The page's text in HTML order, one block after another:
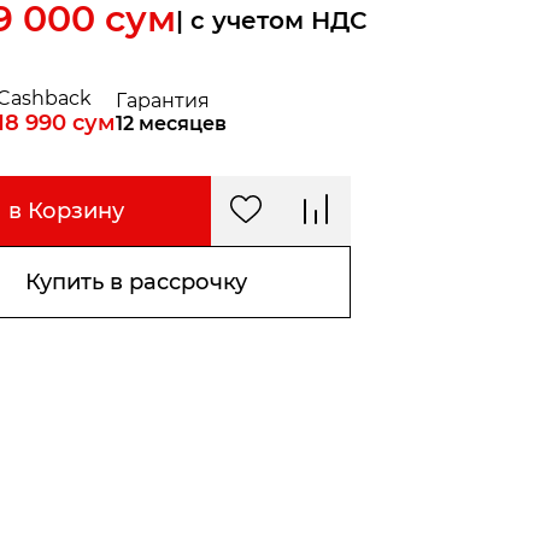
000 сум| c учетом НДС
990 сум
Гарантия
12 месяцев
в Корзину
Купить в рассрочку